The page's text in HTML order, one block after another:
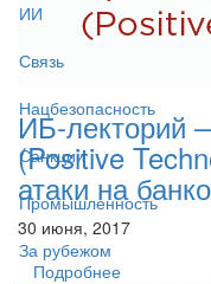
ИИ
Связь
Нацбезопасность
Санкции
Промышленность
За рубежом
ИБ-лекторий
(Positive
атаки на
30 июня, 2017
Подробнее